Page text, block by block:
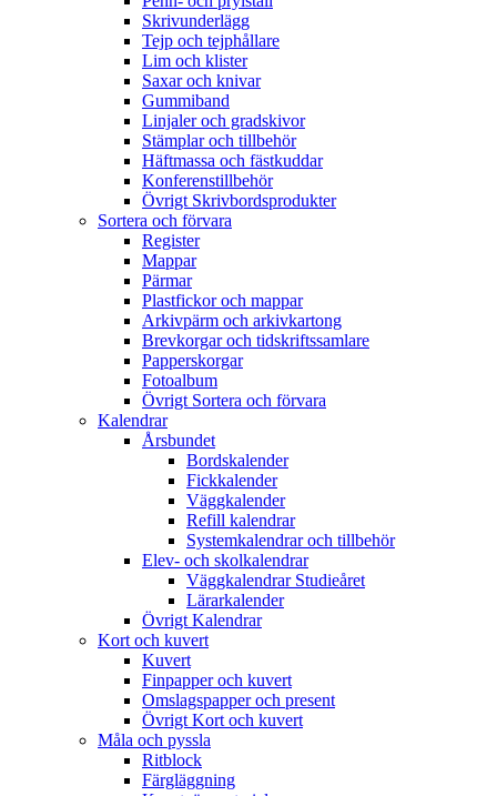
Skrivunderlägg
Tejp och tejphållare
Lim och klister
Saxar och knivar
Gummiband
Linjaler och gradskivor
Stämplar och tillbehör
Häftmassa och fästkuddar
Konferenstillbehör
Övrigt Skrivbordsprodukter
Sortera och förvara
Register
Mappar
Pärmar
Plastfickor och mappar
Arkivpärm och arkivkartong
Brevkorgar och tidskriftssamlare
Papperskorgar
Fotoalbum
Övrigt Sortera och förvara
Kalendrar
Årsbundet
Bordskalender
Fickkalender
Väggkalender
Refill kalendrar
Systemkalendrar och tillbehör
Elev- och skolkalendrar
Väggkalendrar Studieåret
Lärarkalender
Övrigt Kalendrar
Kort och kuvert
Kuvert
Finpapper och kuvert
Omslagspapper och present
Övrigt Kort och kuvert
Måla och pyssla
Ritblock
Färgläggning